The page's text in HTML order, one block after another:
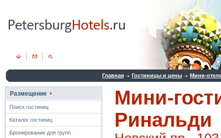
Главная Гостиницы и цены Мини-
Размещение
Поиск гостиниц
Каталог гостиниц
Бронирование для групп
Мини-
Ринальди